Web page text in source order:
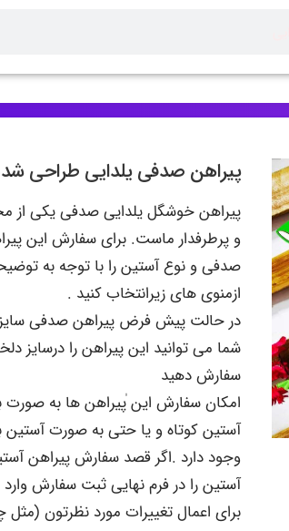
پیراهن صدفی یلدایی طراحی شده
پیراهن خوشگل یلدایی صدفی یکی از
و پرطرفدار ماست. برای سفارش این
صدفی و نوع آستین را با توجه به
ازمنوی های زیرانتخاب کنید .
در حالت پیش فرض پیراهن صدفی
شما می توانید این پیراهن را درسایز
سفارش دهید
امکان سفارش این ٰپیراهن ها به صورت
آستین کوتاه و یا حتی به صورت
وجود دارد .اگر قصد سفارش پیراهن
آستین را در فرم نهایی ثبت سفارش وارد
برای اعمال تغییرات مورد نظرتون